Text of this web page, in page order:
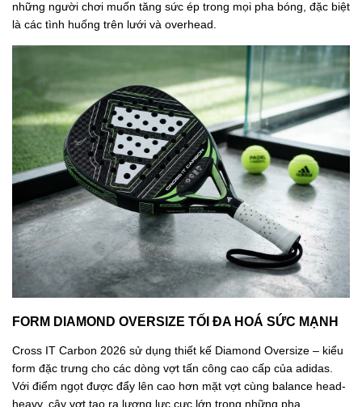
những người chơi muốn tăng sức ép trong mọi pha bóng, đặc biệt
là các tình huống trên lưới và overhead.
FORM DIAMOND OVERSIZE TỐI ĐA HOÁ SỨC MẠNH
Cross IT Carbon 2026 sử dụng thiết kế Diamond Oversize – kiểu
form đặc trưng cho các dòng vợt tấn công cao cấp của adidas.
Với điểm ngọt được đẩy lên cao hơn mặt vợt cùng balance head-
heavy, cây vợt tạo ra lượng lực cực lớn trong những pha